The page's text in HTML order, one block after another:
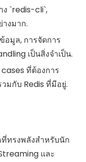
ง `redis-cli`,
งมาก.
อมูล, การจัดการ
เป็นสิ่งจำเป็น.
ที่ต้องการ
มกับ Redis ที่มีอยู่.
ที่ทรงพลังสำหรับนัก
และ